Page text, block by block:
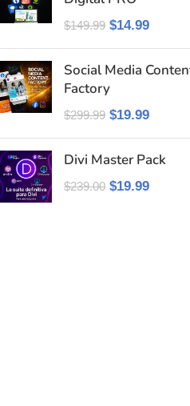
$149.99 $14.99
Social Media
Factory
$299.99 $19.99
Divi Master Pack
$239.00 $19.99